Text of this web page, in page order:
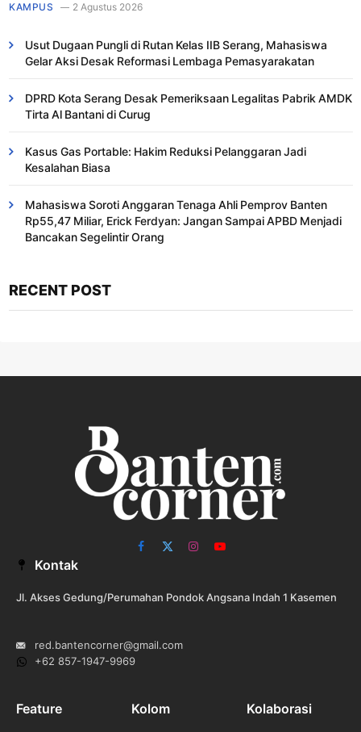
KAMPUS 2 Agustus 2026
Usut Dugaan Pungli di Rutan Kelas IIB Serang, Mahasiswa
Gelar Aksi Desak Reformasi Lembaga Pemasyarakatan
DPRD Kota Serang Desak Pemeriksaan Legalitas Pabrik AMDK
Tirta Al Bantani di Curug
Kasus Gas Portable: Hakim Reduksi Pelanggaran Jadi
Kesalahan Biasa ​
Mahasiswa Soroti Anggaran Tenaga Ahli Pemprov Banten
Rp55,47 Miliar, Erick Ferdyan: Jangan Sampai APBD Menjadi
Bancakan Segelintir Orang
RECENT POST
Facebook
X
InstagramYouTube
Kontak
Jl. Akses Gedung/Perumahan Pondok Angsana Indah 1 Kasemen
red.bantencorner@gmail.com
+62 857-1947-9969
Feature Kolom Kolaborasi